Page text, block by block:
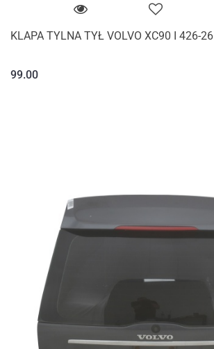
KLAPA TYLNA TYŁ VOLVO XC90 I 426-26
99.00